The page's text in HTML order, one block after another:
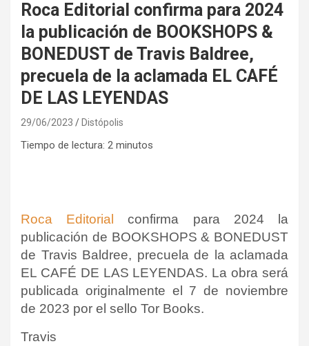
Roca Editorial confirma para 2024
la publicación de BOOKSHOPS &
BONEDUST de Travis Baldree,
precuela de la aclamada EL CAFÉ
DE LAS LEYENDAS
29/06/2023 Distópolis
Tiempo de lectura: 2 minutos
Roca Editorial confirma para 2024 la
publicación de BOOKSHOPS & BONEDUST
de Travis Baldree, precuela de la aclamada
EL CAFÉ DE LAS LEYENDAS. La obra será
publicada originalmente el 7 de noviembre
de 2023 por el sello Tor Books.
Travis